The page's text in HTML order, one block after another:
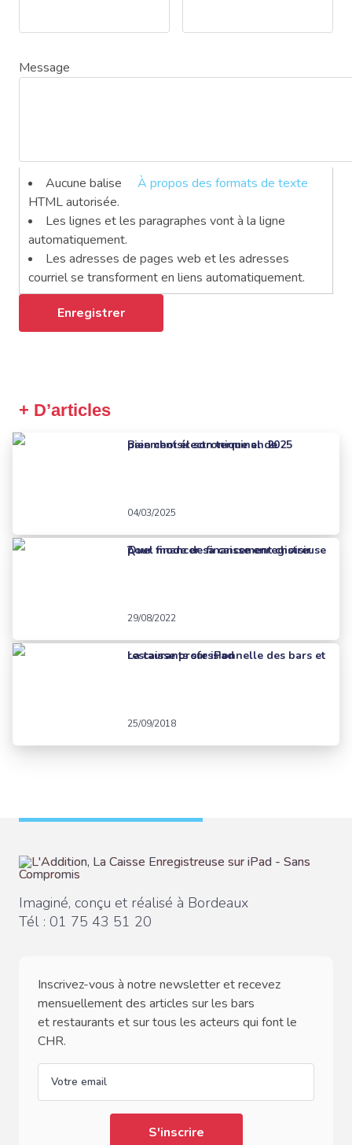
Message
À propos des formats de texte
Aucune balise
HTML autorisée.
Les lignes et les paragraphes vont à la ligne
automatiquement.
Les adresses de pages web et les adresses
courriel se transforment en liens automatiquement.
+ D’articles
Bien choisir son terminal de paiement électronique en 2025
04/03/2025
Quel mode de financement choisir pour financer sa caisse enregistreuse ?
29/08/2022
La caisse professionnelle des bars et restaurants sur iPad
25/09/2018
Imaginé, conçu et réalisé à Bordeaux
Tél : 01 75 43 51 20
Inscrivez-vous à notre newsletter et recevez
mensuellement des articles sur les bars
et restaurants et sur tous les acteurs qui font le
CHR.